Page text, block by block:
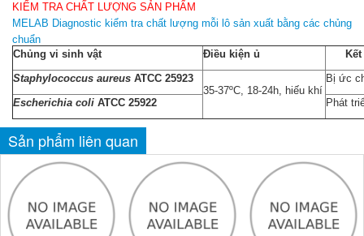
KIỂM TRA CHẤT LƯỢNG SẢN PHẨM
MELAB Diagnostic kiểm tra chất lượng mỗi lô sản xuất bằng các chủng
chuẩn
Chủng vi sinh vật
Điều kiện ủ
Staphylococcus aureus ATCC 25923
35-37ºC, 18-24h, hiếu khí
Bị ức
Escherichia coli ATCC 25922 Phát
Sản phẩm liên quan